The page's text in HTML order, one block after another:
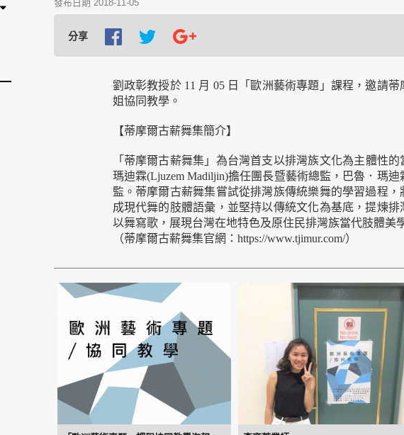
發布日期 2018-11-05
分享
劉政彰教授於 11 月 05 日「歐洲藝術專題」課程，邀請
姐協同教學。
【蒂摩爾古薪舞集簡介】
「蒂摩爾古薪舞集」為台灣首支以排灣族文化為主體性的
瑪迪霖(Ljuzem Madiljin)擔任團長暨藝術總監，巴魯．瑪迪
監。蒂摩爾古薪舞集嘗試從排灣族傳統樂舞的學習過程
成現代舞的肢體語彙，並堅持以傳統文化為基底，提煉排
以舞寫歌，展現台灣在地特色及原住民排灣族當代肢體美
（蒂摩爾古薪舞集官網：https://www.tjimur.com/）